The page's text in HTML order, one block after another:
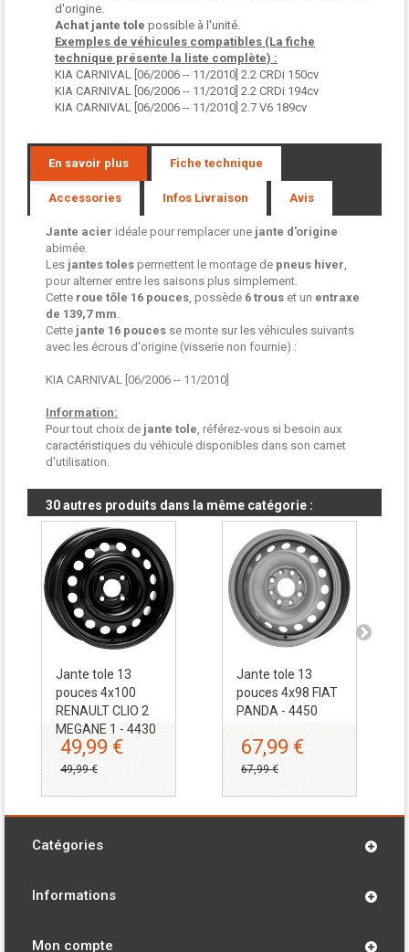
d'origine.
Achat jante tole possible à l'unité.
Exemples de véhicules compatibles (La fiche
technique présente la liste complète) :
KIA CARNIVAL [06/2006 -- 11/2010] 2.2 CRDi 150cv
KIA CARNIVAL [06/2006 -- 11/2010] 2.2 CRDi 194cv
KIA CARNIVAL [06/2006 -- 11/2010] 2.7 V6 189cv
En savoir plus Fiche technique
Accessories Infos Livraison Avis
Jante acier idéale pour remplacer une jante d'origine
abimée.
Les jantes toles permettent le montage de pneus hiver,
pour alterner entre les saisons plus simplement.
Cette roue tôle 16 pouces, possède 6 trous et un entraxe
de 139,7 mm.
Cette jante 16 pouces se monte sur les véhicules suivants
avec les écrous d'origine (visserie non fournie) :
KIA CARNIVAL [06/2006 -- 11/2010]
Information:
Pour tout choix de jante tole, référez-vous si besoin aux
caractéristiques du véhicule disponibles dans son carnet
d'utilisation.
30 autres produits dans la même catégorie :
Jante tole 13
pouces 4x100
RENAULT CLIO 2
MEGANE 1 - 4430
49,99 €
49,99 €
Jante tole 13
pouces 4x98 FIAT
PANDA - 4450
67,99 €
67,99 €
Catégories
Informations
Mon compte